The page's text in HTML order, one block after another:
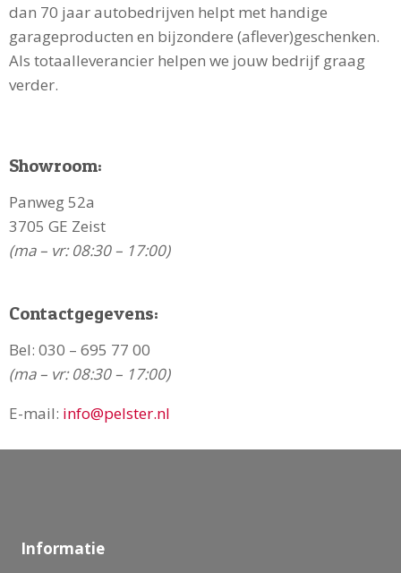
dan 70 jaar autobedrijven helpt met handige
garageproducten en bijzondere (aflever)geschenken.
Als totaalleverancier helpen we jouw bedrijf graag
verder.
Showroom:
Panweg 52a
3705 GE Zeist
(ma – vr: 08:30 – 17:00)
Contactgegevens:
Bel: 030 – 695 77 00
(ma – vr: 08:30 – 17:00)
E-mail: info@pelster.nl
Informatie